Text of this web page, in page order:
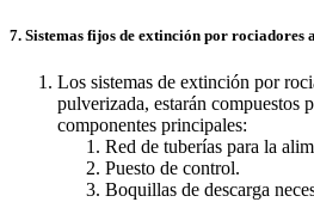
7. Sistemas fijos de extinción por rociadores
Los sistemas de extinción por
pulverizada, estarán compuestos
componentes principales:
Red de tuberías para la
Puesto de control.
Boquillas de descarga